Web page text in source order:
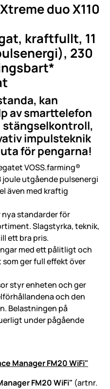
duo X110
kraftfullt, 11
230
kan
av smarttelefon
stängselkontroll,
impulsteknik
för pengarna!
VOSS.farming®
joule utgående pulsenergi
även med kraftig
nya standarder för
Slagstyrka, teknik,
ett bra pris.
med ett pålitligt och
ger full effekt över
styr enheten och ger
och den
Belastningen på
under pågående
Manager FM20 WiFi"
FM20 WiFi" (artnr.